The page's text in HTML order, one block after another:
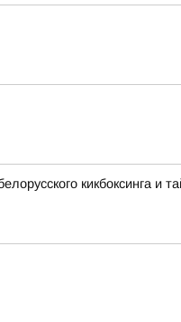
кикбоксинга и